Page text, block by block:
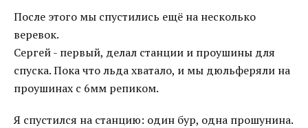
После этого мы спустились ещё на несколько
веревок.
Сергей - первый, делал станции и проушины для
спуска. Пока что льда хватало, и мы дюльферяли на
проушинах с 6мм репиком.
Я спустился на станцию: один бур, одна прошунина.